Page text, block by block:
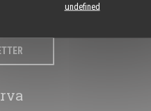
undefined